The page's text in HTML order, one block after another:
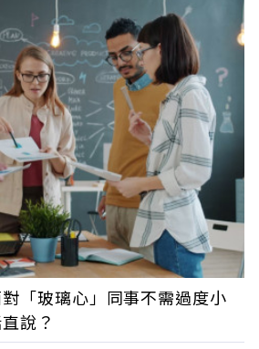
「玻璃心」同事不需過度小
說？